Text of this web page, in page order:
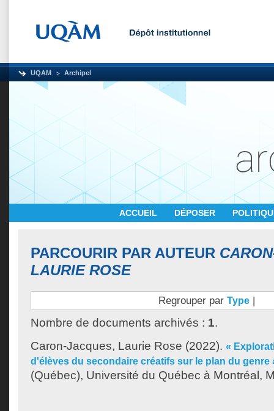
UQAM Archipel
ACCUEIL DÉPOSER
PARCOURIR PAR AUTEUR
LAURIE ROSE
Regrouper par Type |
Nombre de documents archivés : 1.
Caron-Jacques, Laurie Rose (2022). «
d'élèves du secondaire créatifs sur le plan du genre
(Québec), Université du Québec à Montréal,